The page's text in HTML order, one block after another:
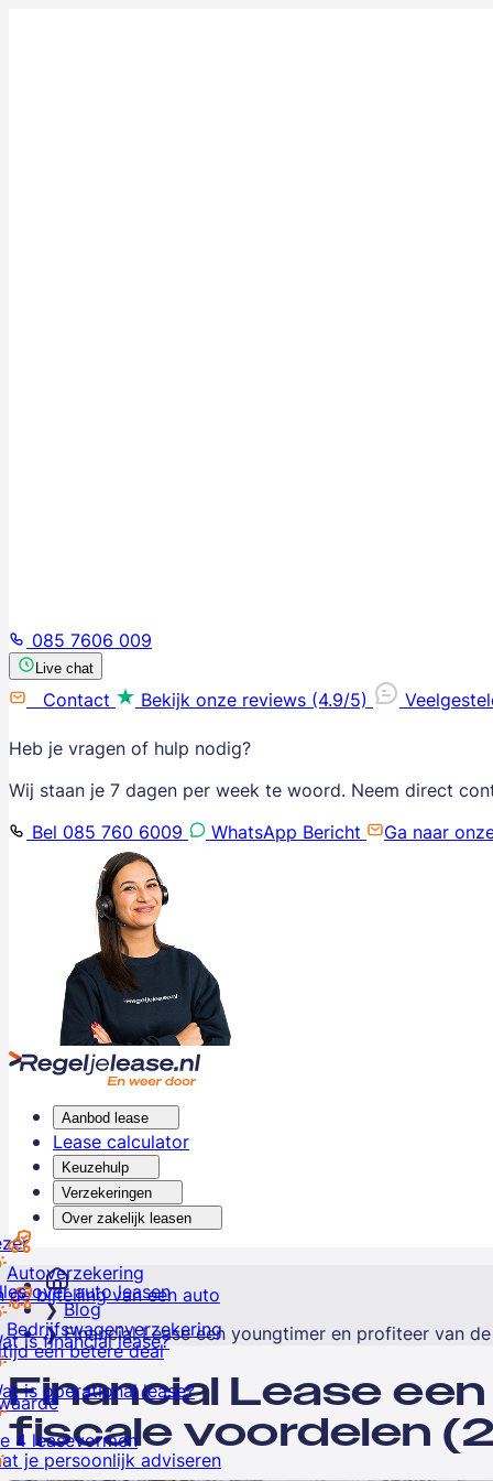
085 7606 009
Live chat
Contact Bekijk onze reviews (4.9/5)
Heb je vragen of hulp nodig?
Wij staan je 7 dagen per week te woord. Neem direct
Bel 085 760 6009
WhatsApp Bericht Ga naar
Aanbod lease
Lease calculator
Keuzehulp
de bijtelling van een auto
een betere deal
je persoonlijk adviseren
Verzekeringen
Autoverzekering
Bedrijfswagenverzekering
Over zakelijk leasen
over auto leasen
is financial lease?
is operational lease?
4 leasevormen
Blog
Financial Lease een youngtimer en profiteer van
Financial Lease
fiscale voordelen